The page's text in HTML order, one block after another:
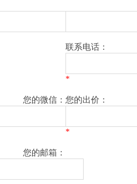
联系电话：
*
您的微信： 您的出价：
*
您的邮箱：